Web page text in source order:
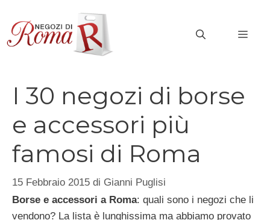
contenuto
I 30 negozi di borse
e accessori più
famosi di Roma
15 Febbraio 2015 di Gianni Puglisi
Borse e accessori a Roma: quali sono i negozi che li
vendono? La lista è lunghissima ma abbiamo provato